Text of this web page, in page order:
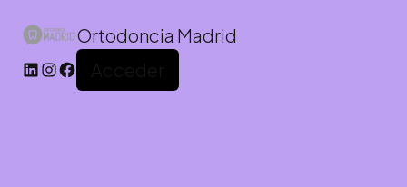
Ortodoncia Madrid